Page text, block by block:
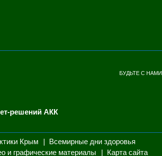
БУДЬТЕ С НАМИ
решений АКК
Крым
Всемирные дни здоровья
и графические материалы Карта сайта